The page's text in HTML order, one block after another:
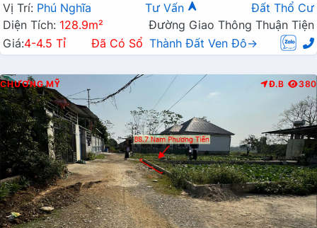
Vị Trí: Phú Nghĩa Tư Vấn
Đất Thổ Cư
Diện Tích: 128.9m²
Đường Giao Thông Thuận Tiện
Giá:4-4.5 Tỉ Đã Có Sổ Thành Đất Ven Đô→
CHƯƠNG MỸ Đ.B 380